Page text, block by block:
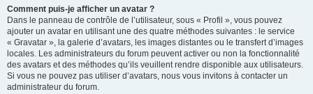
Comment puis-je afficher un avatar ?
Dans le panneau de contrôle de l’utilisateur, sous « Profil », vous pouvez
ajouter un avatar en utilisant une des quatre méthodes suivantes : le service
« Gravatar », la galerie d’avatars, les images distantes ou le transfert d’images
locales. Les administrateurs du forum peuvent activer ou non la fonctionnalité
des avatars et des méthodes qu’ils veuillent rendre disponible aux utilisateurs.
Si vous ne pouvez pas utiliser d’avatars, nous vous invitons à contacter un
administrateur du forum.